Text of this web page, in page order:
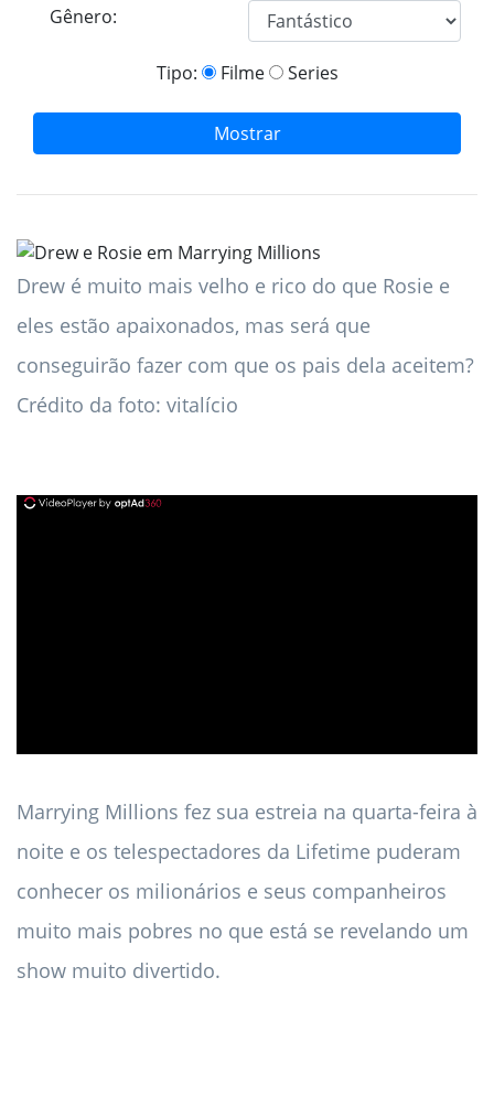
Gênero:
Tipo: Filme Series
Mostrar
Drew é muito mais velho e rico do que Rosie e
eles estão apaixonados, mas será que
conseguirão fazer com que os pais dela aceitem?
Crédito da foto: vitalício
Marrying Millions fez sua estreia na quarta-feira à
noite e os telespectadores da Lifetime puderam
conhecer os milionários e seus companheiros
muito mais pobres no que está se revelando um
show muito divertido.